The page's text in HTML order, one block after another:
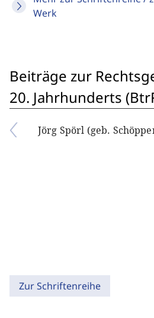
Werk
Beiträge zur
20. Jahrhunderts
Jörg Spörl (geb.
Zur Schriftenreihe